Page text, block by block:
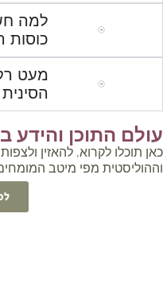
למה
כוסות
מעט
הסינית
התוכן והידע
תוכלו לקרוא, להאזין
מפי מיטב המומחים